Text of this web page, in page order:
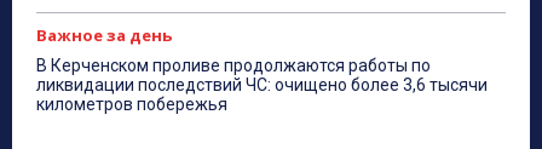
Важное за день
В Керченском проливе продолжаются работы по
ликвидации последствий ЧС: очищено более 3,6 тысячи
километров побережья